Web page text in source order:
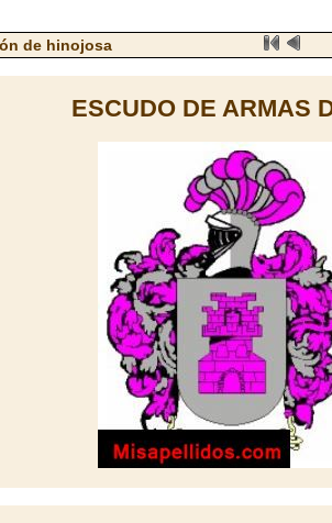
de hinojosa
ESCUDO DE ARMAS